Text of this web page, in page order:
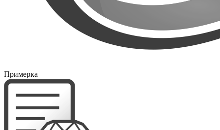
Примерка